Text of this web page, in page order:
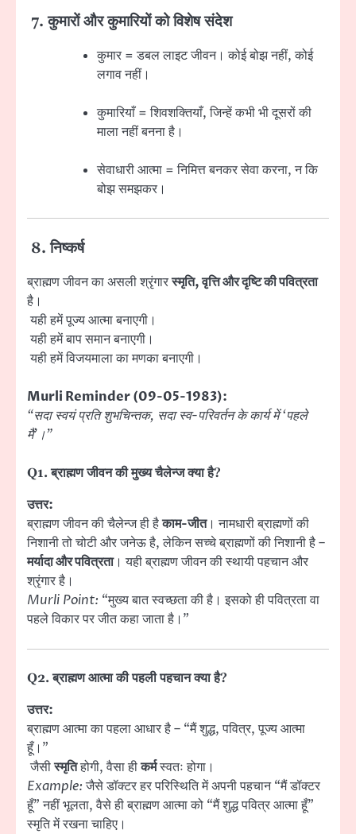
7. कुमारों और कुमारियों को विशेष संदेश
कुमार = डबल लाइट जीवन। कोई बोझ नहीं, कोई
लगाव नहीं।
कुमारियाँ = शिवशक्तियाँ, जिन्हें कभी भी दूसरों की
माला नहीं बनना है।
सेवाधारी आत्मा = निमित्त बनकर सेवा करना, न कि
बोझ समझकर।
8. निष्कर्ष
ब्राह्मण जीवन का असली श्रृंगारस्मृति, वृत्ति और दृष्टि की पवित्रता
है।
यही हमें पूज्य आत्मा बनाएगी।
यही हमें बाप समान बनाएगी।
यही हमें विजयमाला का मणका बनाएगी।
Murli Reminder (09-05-1983):
“सदा स्वयं प्रति शुभचिन्तक, सदा स्व-परिवर्तन के कार्य में ‘पहले
मैं’।”
Q1. ब्राह्मण जीवन की मुख्यचैलेन्जक्या है?
उत्तर:
ब्राह्मण जीवन की चैलेन्ज ही हैकाम-जीत। नामधारी ब्राह्मणों की
निशानी तो चोटी और जनेऊ है, लेकिन सच्चे ब्राह्मणों की निशानी है –
मर्यादा और पवित्रता। यही ब्राह्मण जीवन की स्थायी पहचान और
श्रृंगार है।
Murli Point: “मुख्य बात स्वच्छता की है। इसको ही पवित्रता वा
पहले विकार पर जीत कहा जाता है।”
Q2. ब्राह्मण आत्मा कीपहली पहचानक्या है?
उत्तर:
ब्राह्मण आत्मा का पहला आधार है – “मैं शुद्ध, पवित्र, पूज्य आत्मा
हूँ।”
जैसीस्मृतिहोगी, वैसा हीकर्मस्वतः होगा।
Example:जैसे डॉक्टर हर परिस्थिति में अपनी पहचान “मैं डॉक्टर
हूँ” नहीं भूलता, वैसे ही ब्राह्मण आत्मा को “मैं शुद्ध पवित्र आत्मा हूँ”
स्मृति में रखना चाहिए।